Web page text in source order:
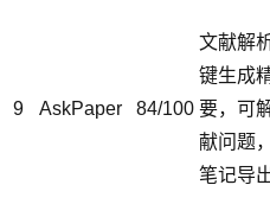
9 AskPaper 84/100
文献解
键生成
要，可
献问题
笔记导